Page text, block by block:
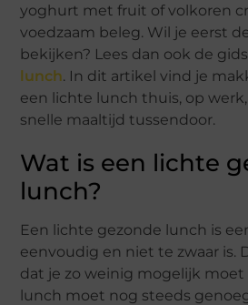
yoghurt met fruit of volkoren
voedzaam beleg. Wil je eerst
bekijken? Lees dan ook de
lunch. In dit artikel vind je
een lichte lunch thuis, op
snelle maaltijd tussendoor.
Wat is een lichte
lunch?
Een lichte gezonde lunch is
eenvoudig en niet te zwaar is.
dat je zo weinig mogelijk moet
lunch moet nog steeds